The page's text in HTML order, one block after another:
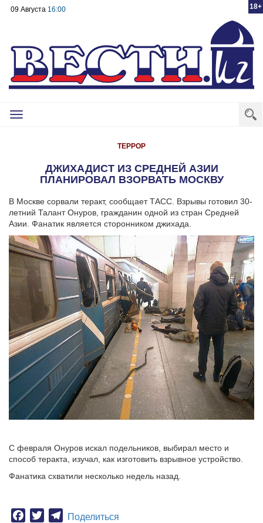
18+
09 Августа 16:00
Toggle
ТЕРРОР
ДЖИХАДИСТ ИЗ СРЕДНЕЙ АЗИИ
ПЛАНИРОВАЛ ВЗОРВАТЬ МОСКВУ
В Москве сорвали теракт, сообщает ТАСС. Взрывы готовил 30-
летний Талант Онуров, гражданин одной из стран Средней
Азии. Фанатик является сторонником джихада.
С февраля Онуров искал подельников, выбирал место и
способ теракта, изучал, как изготовить взрывное устройство.
Фанатика схватили несколько недель назад.
Facebook
TwitterTelegram
Поделиться